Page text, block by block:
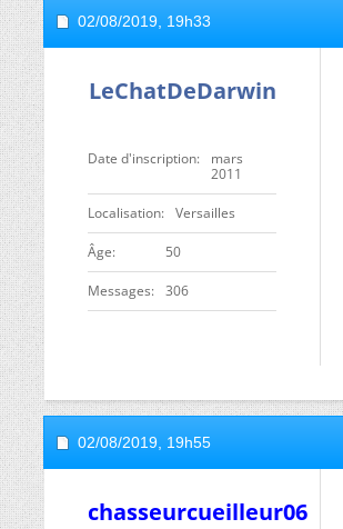
02/08/2019, 19h33
LeChatDeDarwin
Date d'inscription
mars
2011
Localisation Versailles
ge 50
Messages 306
02/08/2019, 19h55
chasseurcueilleur06